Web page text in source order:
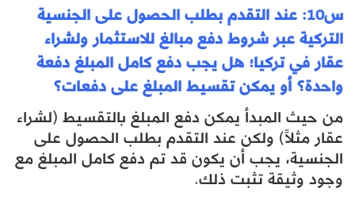
س10: عند التقدم بطلب الحصول على الجنسية
التركية عبر شروط دفع مبالغ للاستثمار ولشراء
عقار في تركيا؛ هل يجب دفع كامل المبلغ دفعة
واحدة؟ أو يمكن تقسيط المبلغ على دفعات؟
من حيث المبدأ يمكن دفع المبلغ بالتقسيط (لشراء
عقار مثلاً) ولكن عند التقدم بطلب الحصول على
الجنسية، يجب أن يكون قد تم دفع كامل المبلغ مع
وجود وثيقة تثبت ذلك.